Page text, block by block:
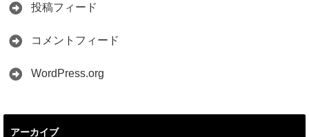
投稿フィード
コメントフィード
WordPress.org
アーカイブ